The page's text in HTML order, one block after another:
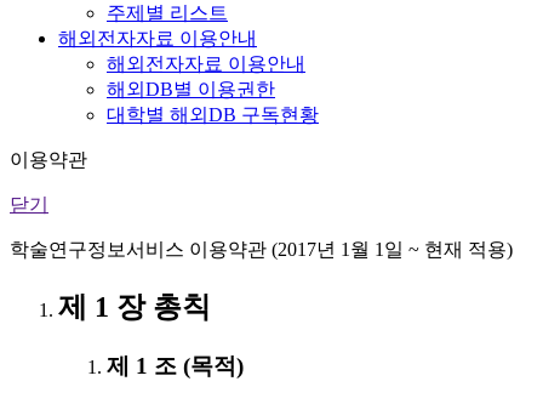
주제별 리스트
해외전자자료 이용안내
해외전자자료 이용안내
해외DB별 이용권한
대학별 해외DB 구독현황
이용약관
닫기
학술연구정보서비스 이용약관 (2017년 1월 1일 ~ 현재 적용)
제 1 장 총칙
제 1 조 (목적)